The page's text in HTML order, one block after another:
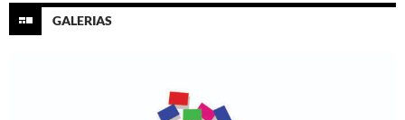
GALERIAS